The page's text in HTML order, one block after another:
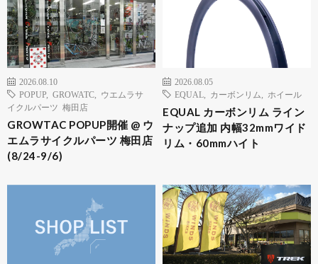
2026.08.10
POPUP
GROWATC
ウエムラサ
イクルパーツ 梅田店
GROWTAC POPUP開催 @ ウ
エムラサイクルパーツ 梅田店
(8/24-9/6)
2026.08.05
EQUAL
カーボンリム ホイール
EQUAL カーボンリム ライン
ナップ追加 内幅32mmワイド
リム・60mmハイト